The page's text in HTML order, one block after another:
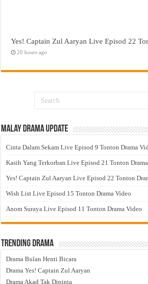
Yes! Captain Zul Aaryan Live Episod 22
20 hours ago
Malay Drama Update
Cinta Dalam Sekam Live Episod 9 Tonton Drama
Kasih Yang Terkorban Live Episod 21 Tonton
Yes! Captain Zul Aaryan Live Episod 22 Tonton
Wish List Live Episod 15 Tonton Drama Video
Anom Suraya Live Episod 11 Tonton Drama Video
Trending Drama
Drama Bulan Henti Bicara
Drama Yes! Captain Zul Aaryan
Drama Akad Tak Dipinta